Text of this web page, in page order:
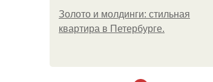
Золото и молдинги: стильная
квартира в Петербурге.